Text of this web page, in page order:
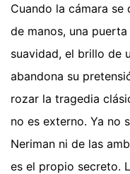
Cuando la cámara
de manos, una
suavidad, el brillo de
abandona su
rozar la tragedia
no es externo. Ya no
Neriman ni de las
es el propio secreto.